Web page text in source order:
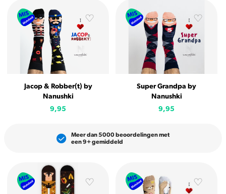
Jacop & Robber(t) by
Nanushki
9,95
Super Grandpa by
Nanushki
9,95
Meer dan 5000 beoordelingen met
een 9+ gemiddeld